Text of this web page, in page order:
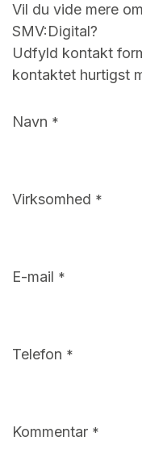
Vil du vide mere
SMV:Digital?
Udfyld kontakt
kontaktet hurtigst
Navn *
Virksomhed *
E-mail *
Telefon *
Kommentar *